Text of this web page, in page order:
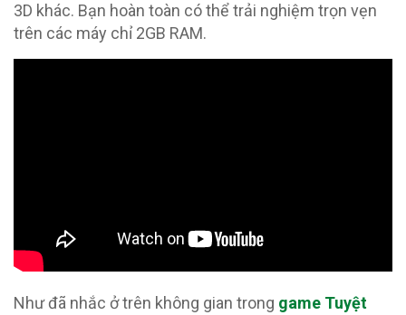
3D khác. Bạn hoàn toàn có thể trải nghiệm trọn vẹn
trên các máy chỉ 2GB RAM.
Như đã nhắc ở trên không gian trong game Tuyệt